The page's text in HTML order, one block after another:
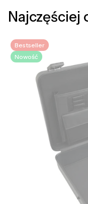
Najczęściej
Bestseller
Nowość